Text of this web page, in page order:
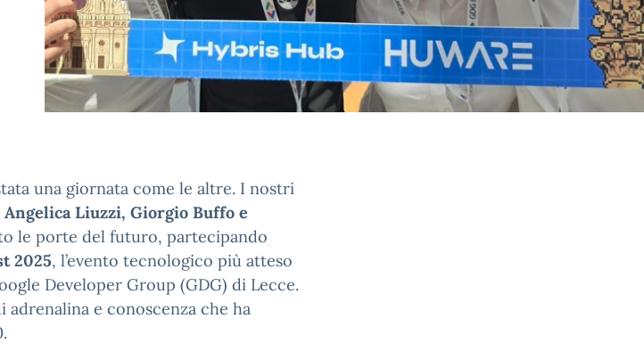
una giornata come le altre. I nostri
Liuzzi, Giorgio Buffo e
le porte del futuro, partecipando
2025, l’evento tecnologico più atteso
Developer Group (GDG) di Lecce.
adrenalina e conoscenza che ha